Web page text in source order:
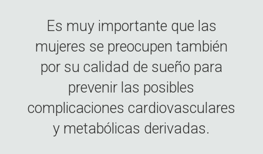
Es muy importante que las
mujeres se preocupen también
por su calidad de sueño para
prevenir las posibles
complicaciones cardiovasculares
y metabólicas derivadas.